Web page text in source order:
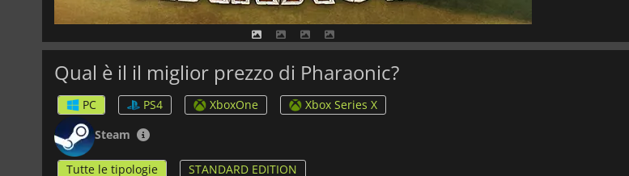
Qual è il il miglior prezzo di Pharaonic?
PC PS4 XboxOne
Xbox Series X
Steam
Tutte le tipologie STANDARD EDITION